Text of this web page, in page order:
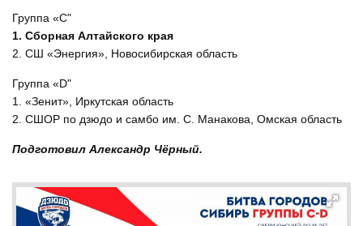
Группа «С"
1. Сборная Алтайского края
2. СШ «Энергия», Новосибирская область
Группа «D"
1. «Зенит», Иркутская область
2. СШОР по дзюдо и самбо им. С. Манакова, Омская область
Подготовил Александр Чёрный.